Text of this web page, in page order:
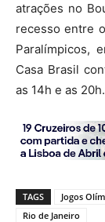
atrações no
recesso entre
Paralímpicos,
Casa Brasil
as 14h e as 20h.
TAGS Jogos
Rio de Janeiro